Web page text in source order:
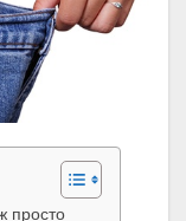
просто